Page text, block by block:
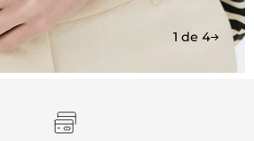
1 de 4